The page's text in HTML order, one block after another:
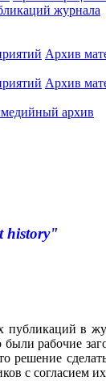
журнала
Архив
Архив
архив
history"
в
рабочие
решение
с согласием